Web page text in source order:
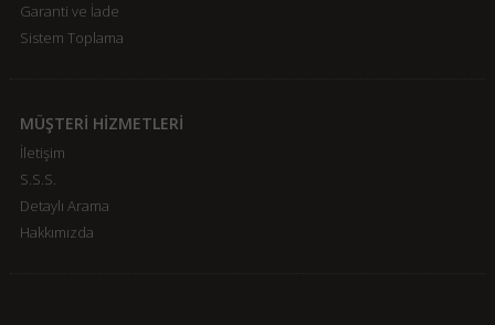
Garanti ve İade
Sistem Toplama
MÜŞTERİ HİZMETLERİ
İletişim
S.S.S.
Detaylı Arama
Hakkımızda